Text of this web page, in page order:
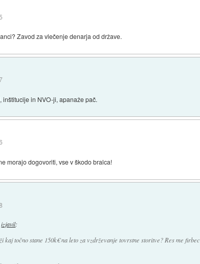
Zavod za vlečenje denarja od države.
inštitucije in NVO-ji, apanaže pač.
morajo dogovoriti, vse v škodo bralca!
izjavil:
kaj točno stane 150k€ na leto za vzdrževanje tovrstne storitve? Res me firbec